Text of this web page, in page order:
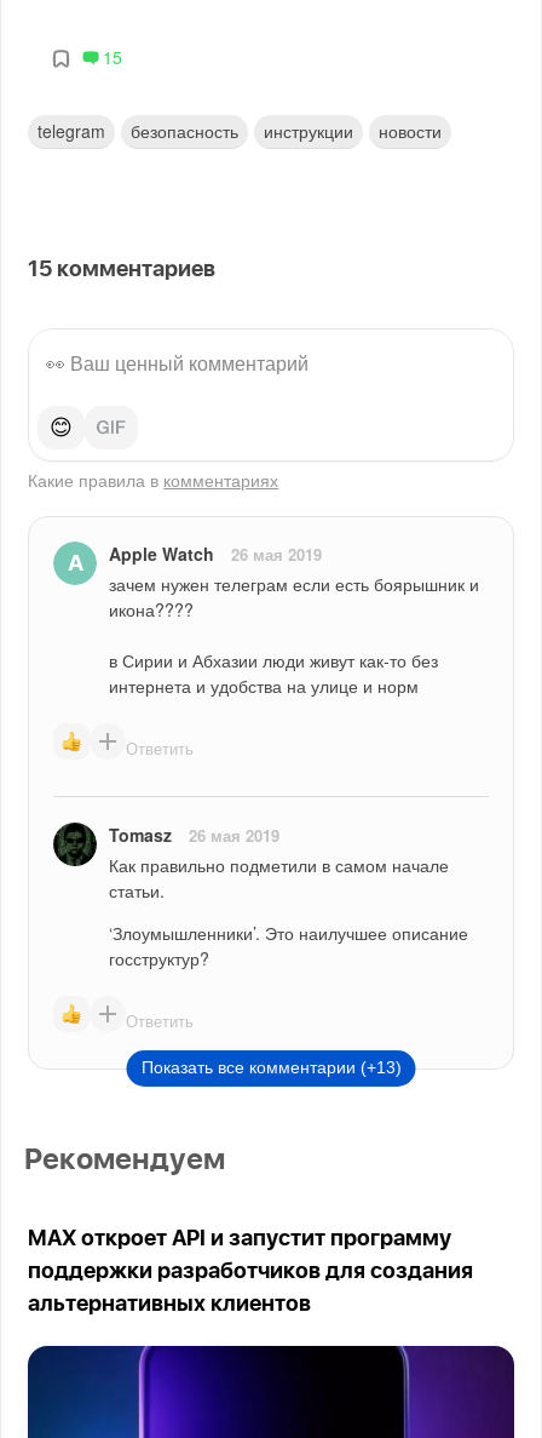
15
telegram безопасность инструкции новости
15 комментариев
😊
Какие правила в комментариях
Apple Watch 26 мая 2019
зачем нужен телеграм если есть боярышник и
икона????
в Сирии и Абхазии люди живут как-то без
интернета и удобства на улице и норм
Ответить
Tomasz 26 мая 2019
Как правильно подметили в самом начале
статьи.
‘Злоумышленники’. Это наилучшее описание
госструктур?
Ответить
Показать все комментарии (+13)
Рекомендуем
MAX откроет API и запустит программу
поддержки разработчиков для создания
альтернативных клиентов